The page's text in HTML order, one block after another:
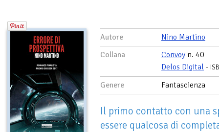
Autore
Nino Martino
Collana
Convoy n. 40
Delos Digital -
Genere Fantascienza
Il primo contatto con una
essere qualcosa di